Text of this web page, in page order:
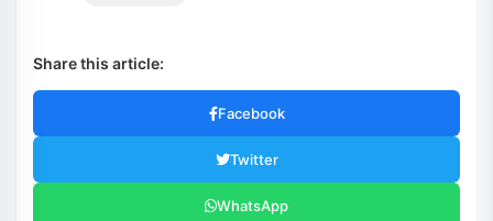
Share this article:
Facebook
Twitter
WhatsApp